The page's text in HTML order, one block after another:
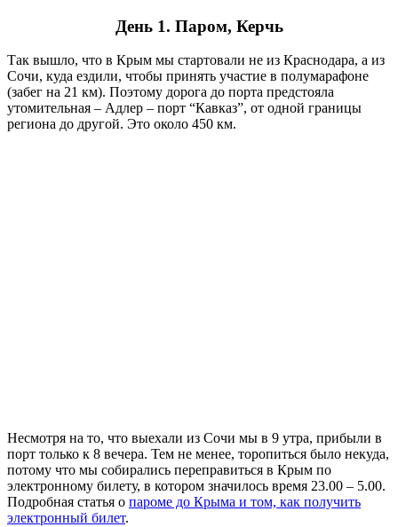
День 1. Паром, Керчь
Так вышло, что в Крым мы стартовали не из Краснодара, а из
Сочи, куда ездили, чтобы принять участие в полумарафоне
(забег на 21 км). Поэтому дорога до порта предстояла
утомительная – Адлер – порт “Кавказ”, от одной границы
региона до другой. Это около 450 км.
Несмотря на то, что выехали из Сочи мы в 9 утра, прибыли в
порт только к 8 вечера. Тем не менее, торопиться было некуда,
потому что мы собирались переправиться в Крым по
электронному билету, в котором значилось время 23.00 – 5.00.
Подробная статья о пароме до Крыма и том, как получить
электронный билет.